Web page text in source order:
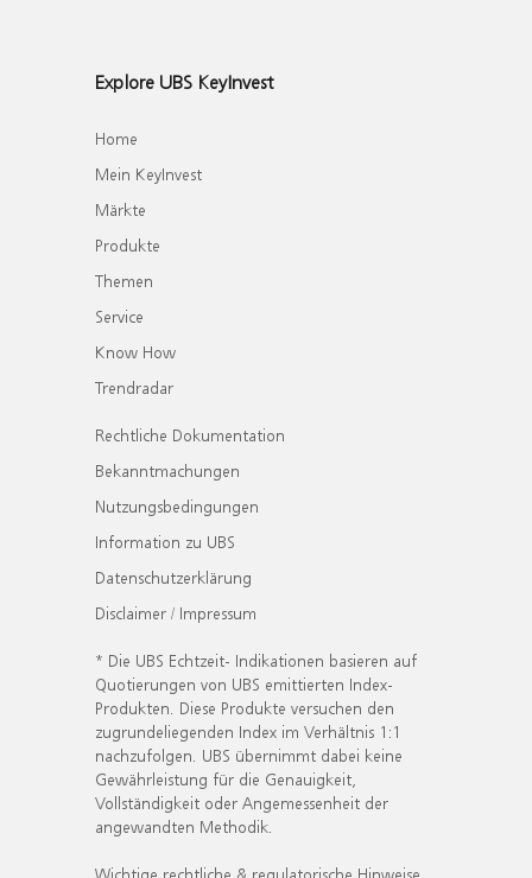
Explore UBS KeyInvest
Home
Mein KeyInvest
Märkte
Produkte
Themen
Service
Know How
Trendradar
Rechtliche Dokumentation
Bekanntmachungen
Nutzungsbedingungen
Information zu UBS
Datenschutzerklärung
Disclaimer / Impressum
* Die UBS Echtzeit- Indikationen basieren auf
Quotierungen von UBS emittierten Index-
Produkten. Diese Produkte versuchen den
zugrundeliegenden Index im Verhältnis 1:1
nachzufolgen. UBS übernimmt dabei keine
Gewährleistung für die Genauigkeit,
Vollständigkeit oder Angemessenheit der
angewandten Methodik.